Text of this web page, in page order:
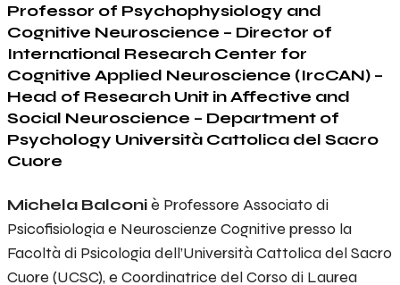
Professor of Psychophysiology and
Cognitive Neuroscience – Director of
International Research Center for
Cognitive Applied Neuroscience (IrcCAN) –
Head of Research Unit in Affective and
Social Neuroscience – Department of
Psychology Università Cattolica del Sacro
Cuore
Michela Balconiè Professore Associato di
Psicofisiologia e Neuroscienze Cognitive presso la
Facoltà di Psicologia dell’Università Cattolica del Sacro
Cuore (UCSC), e Coordinatrice del Corso di Laurea